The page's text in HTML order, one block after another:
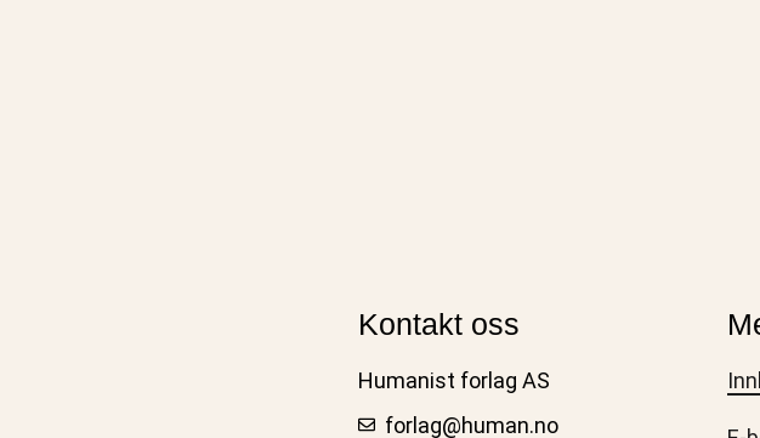
Kontakt oss
Humanist forlag AS
forlag@human.no